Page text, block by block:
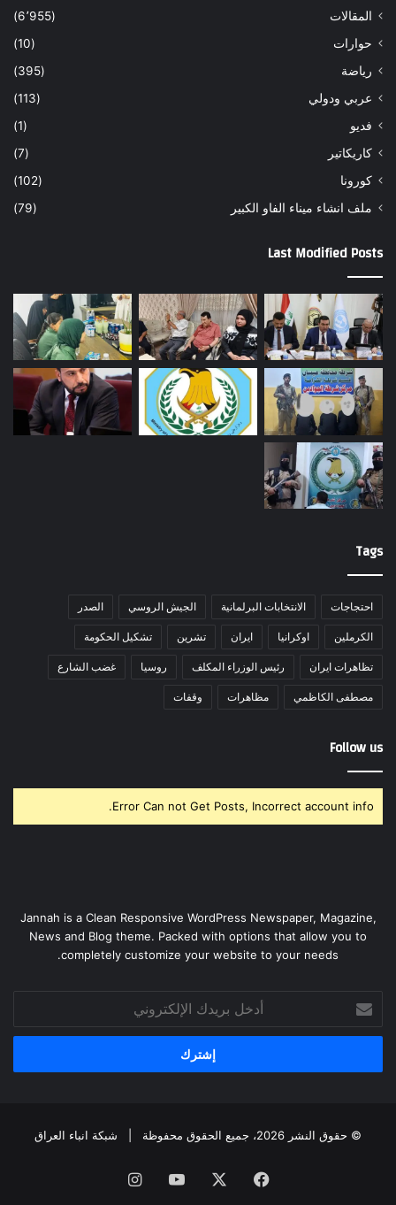
المقالات
(6٬955)
حوارات
(10)
رياضة
(395)
عربي ودولي
(113)
فديو
(1)
كاريكاتير
(7)
كورونا
(102)
ملف انشاء ميناء الفاو الكبير
(79)
Last Modified Posts
Tags
احتجاجات الانتخابات البرلمانية الجيش الروسي الصدر
الكرملين اوكرانيا ايران تشرين تشكيل الحكومة
تظاهرات ايران رئيس الوزراء المكلف روسيا غضب الشارع
مصطفى الكاظمي مظاهرات وقفات
Follow us
Error Can not Get Posts, Incorrect account info.
Jannah is a Clean Responsive WordPress Newspaper, Magazine,
News and Blog theme. Packed with options that allow you to
completely customize your website to your needs.
بريدك
الإلكتروني
© حقوق النشر 2026، جميع الحقوق محفوظة | شبكة انباء العراق
فيسبوك ‫YouTubeانستقرام